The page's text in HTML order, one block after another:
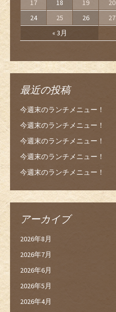
« 3月
17
18 19 20
24
25 26 27
最近の投稿
今週末のランチメニュー！
今週末のランチメニュー！
今週末のランチメニュー！
今週末のランチメニュー！
今週末のランチメニュー！
アーカイブ
2026年8月
2026年7月
2026年6月
2026年5月
2026年4月